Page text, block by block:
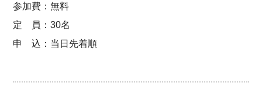
参加費：無料
定 員：30名
申 込：当日先着順